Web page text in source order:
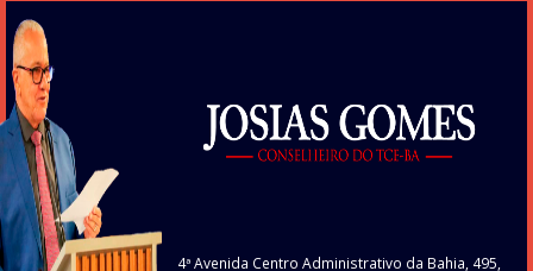
4ª Avenida Centro Administrativo da Bahia, 495,